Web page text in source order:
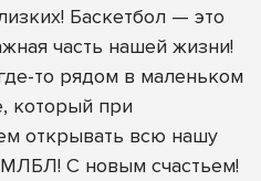
Баскетбол — это
часть нашей жизни!
то рядом в маленьком
который при
открывать всю нашу
С новым счастьем!